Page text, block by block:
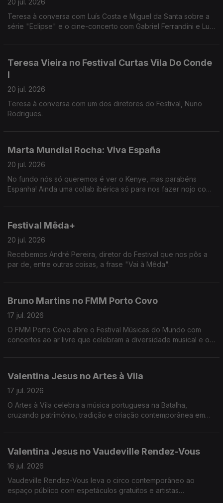
20 jul. 2026
Teresa à conversa com Luís Costa e Miguel da Santa sobre a
série "Eclipse" e o cine-concerto com Gabriel Ferrandini e Luís
Teresa Vieira no Festival Curtas Vila Do Conde
I
20 jul. 2026
Teresa à conversa com um dos diretores do Festival, Nuno
Rodrigues.
Marta Mundial Rocha: Viva España
20 jul. 2026
No fundo nós só queremos é ver o Kenye, mas parabéns
Espanha! Ainda uma collab ibérica só para nos fazer nojo com
Festival Mêda+
20 jul. 2026
Recebemos André Pereira, diretor do Festival que nos pôs a
par de, entre outras coisas, a frase "Vai à Mêda".
Bruno Martins no FMM Porto Covo
17 jul. 2026
O FMM Porto Covo abre o Festival Músicas do Mundo com
concertos ao ar livre que celebram a diversidade musical e o
Valentina Jesus no Artes à Vila
17 jul. 2026
O Artes à Vila celebra a música portuguesa na Batalha,
cruzando património, tradição e criação contemporânea em
Valentina Jesus no Vaudeville Rendez-Vous
16 jul. 2026
Vaudeville Rendez-Vous leva o circo contemporâneo ao
espaço público com espetáculos gratuitos e artistas